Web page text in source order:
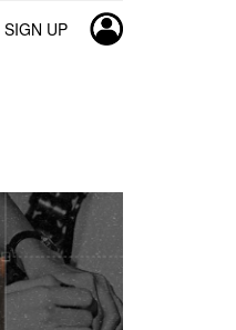
SIGN UP